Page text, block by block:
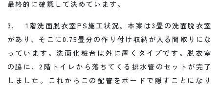
最終的に確認して決めています。
3. 1階洗面脱衣室PS施工状況。本案は3畳の洗面脱衣室
があり、そこに0.75畳分の作り付け収納が入る間取りにな
っています。洗面化粧台は外に置くタイプです。脱衣室
の脇に、2階トイレから落ちてくる排水管のセットが完了
しました。これからこの配管をボードで隠すことになり